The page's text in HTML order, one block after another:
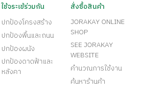
ใช้จระเข้ร่วมกัน
ปกป้องโครงสร้าง
ปกป้องพื้นและถนน
ปกป้องผนัง
ปกป้องดาดฟ้าและ
หลังคา
สั่งซื้อสินค้า
JORAKAY ONLINE
SHOP
SEE JORAKAY
WEBSITE
คำนวณการใช้งาน
ค้นหาร้านค้า